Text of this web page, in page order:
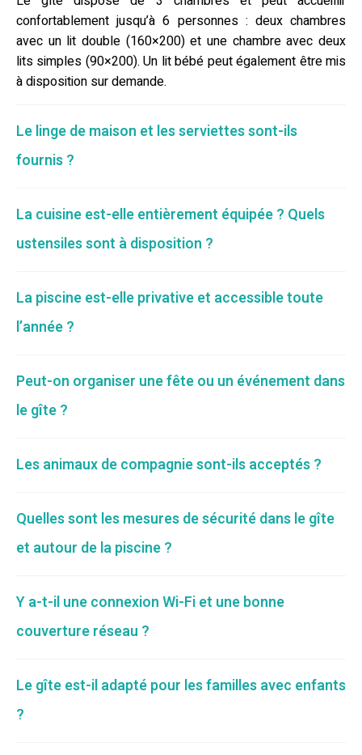
confortablement jusqu’à 6 personnes : deux chambres
avec un lit double (160×200) et une chambre avec deux
lits simples (90×200). Un lit bébé peut également être mis
à disposition sur demande.
Le linge de maison et les serviettes sont-ils
fournis ?
La cuisine est-elle entièrement équipée ? Quels
ustensiles sont à disposition ?
La piscine est-elle privative et accessible toute
l’année ?
Peut-on organiser une fête ou un événement dans
le gîte ?
Les animaux de compagnie sont-ils acceptés ?
Quelles sont les mesures de sécurité dans le gîte
et autour de la piscine ?
Y a-t-il une connexion Wi-Fi et une bonne
couverture réseau ?
Le gîte est-il adapté pour les familles avec enfants
?